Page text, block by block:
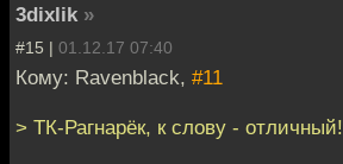
3dixlik »
#15 | 01.12.17 07:40
Кому: Ravenblack, #11
> ТК-Рагнарёк, к слову - отличный!